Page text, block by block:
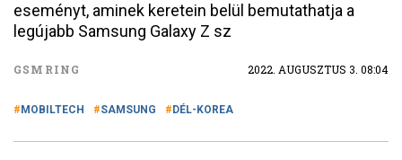
eseményt, aminek keretein belül bemutathatja a
legújabb Samsung Galaxy Z sz
GSMRING 2022. AUGUSZTUS 3. 08:04
MOBILTECH SAMSUNG DÉL-KOREA